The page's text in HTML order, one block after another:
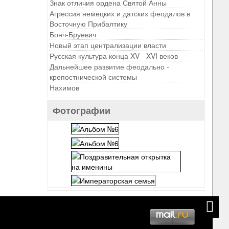
Знак отличия ордена Святой Анны
Агрессия немецких и датских феодалов в
Восточную Прибалтику
Бонч-Бруевич
Новый этап централизации власти
Русская культура конца XV - XVI веков
Дальнейшее развитие феодально -
крепостнической системы
Нахимов
Фотографии